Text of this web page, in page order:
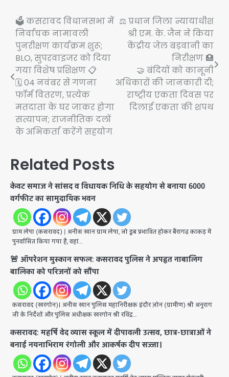
Post
navigation
🗳️ कसरावद विधानसभा में
निर्वाचक नामावली
पुनरीक्षण कार्यक्रम शुरू;
BLO, सुपरवाइजर को दिया
गया विशेष प्रशिक्षण 📋
🗓️ 04 नवंबर से गणना
फॉर्म वितरण, प्रत्येक
मतदाता के घर जाकर होगा
सत्यापन; राजनीतिक दलों
के अभिकर्ता करेंगे सहयोग
⚖️ प्रधान जिला न्यायाधीश
श्री एम. के. जैन ने किया
केंद्रीय जेल बड़वानी का
निरीक्षण 🏥
🤝 बंदियों को कानूनी
अधिकारों की जानकारी दी;
राष्ट्रीय एकता दिवस पर
दिलाई एकता की शपथ
Related Posts
केवट समाज ने सांसद व विधायक निधि के सहयोग से बनाया 6000
वर्गफीट का सामुदायिक भवन
ग्राम लेपा (कसरावद) | अनीस खान ग्राम लेपा, जो डूब प्रभावित होकर बैरागढ़ काकड़ में
पुनर्वासित किया गया है, वहां…
🚨 ऑपरेशन मुस्कान सफल: कसरावद पुलिस ने अपहृत नाबालिग
बालिका को परिजनों को सौंपा
कसरावद (खरगोन)। अनीस खान पुलिस महानिरीक्षक इंदौर ज़ोन (ग्रामीण) श्री अनुराग
जी के निर्देशों और पुलिस अधीक्षक खरगोन श्री रविंद्र…
कसरावद: महर्षि वेद व्यास स्कूल में दीपावली उत्सव, छात्र-छात्राओं ने
बनाई नयनाभिराम रंगोली और आकर्षक दीप सज्जा।